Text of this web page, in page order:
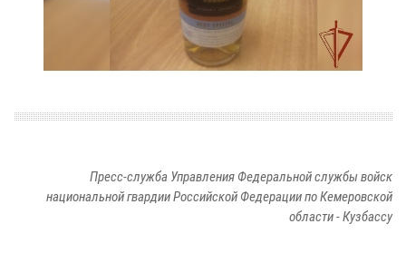
Пресс-служба Управления Федеральной службы войск
национальной гвардии Российской Федерации по Кемеровской
области - Кузбассу